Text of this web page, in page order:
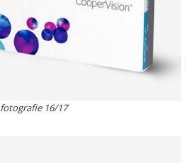
fotografie 16/17